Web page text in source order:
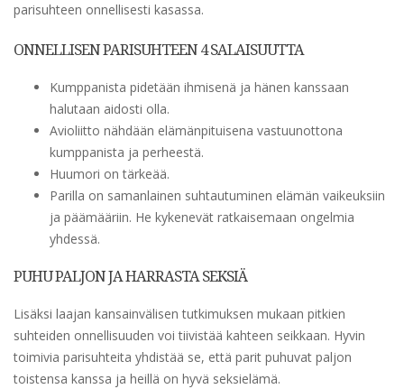
parisuhteen onnellisesti kasassa.
ONNELLISEN PARISUHTEEN 4 SALAISUUTTA
Kumppanista pidetään ihmisenä ja hänen kanssaan
halutaan aidosti olla.
Avioliitto nähdään elämänpituisena vastuunottona
kumppanista ja perheestä.
Huumori on tärkeää.
Parilla on samanlainen suhtautuminen elämän vaikeuksiin
ja päämääriin. He kykenevät ratkaisemaan ongelmia
yhdessä.
PUHU PALJON JA HARRASTA SEKSIÄ
Lisäksi laajan kansainvälisen tutkimuksen mukaan pitkien
suhteiden onnellisuuden voi tiivistää kahteen seikkaan. Hyvin
toimivia parisuhteita yhdistää se, että parit puhuvat paljon
toistensa kanssa ja heillä on hyvä seksielämä.